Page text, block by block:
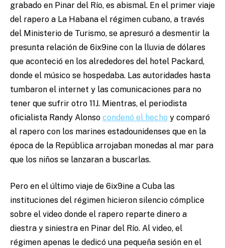
grabado en Pinar del Río, es abismal. En el primer viaje
del rapero a La Habana el régimen cubano, a través
del Ministerio de Turismo, se apresuró a desmentir la
presunta relación de 6ix9ine con la lluvia de dólares
que aconteció en los alrededores del hotel Packard,
donde el músico se hospedaba. Las autoridades hasta
tumbaron el internet y las comunicaciones para no
tener que sufrir otro 11J. Mientras, el periodista
oficialista Randy Alonso condenó el hecho y comparó
al rapero con los marines estadounidenses que en la
época de la República arrojaban monedas al mar para
que los niños se lanzaran a buscarlas.
Pero en el último viaje de 6ix9ine a Cuba las
instituciones del régimen hicieron silencio cómplice
sobre el video donde el rapero reparte dinero a
diestra y siniestra en Pinar del Río. Al video, el
régimen apenas le dedicó una pequeña sesión en el